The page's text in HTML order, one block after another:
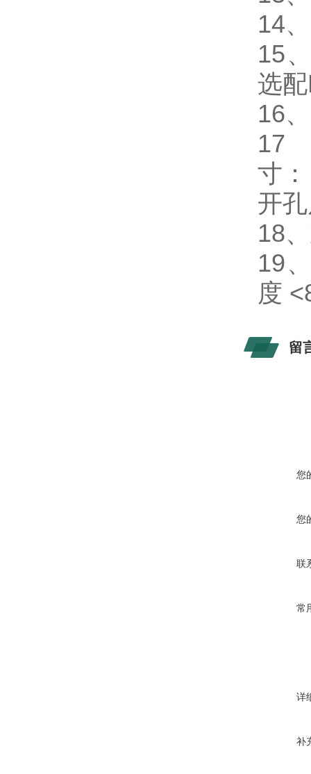
14
15
选
16
寸
开
18
19
度
留
您
您
联
常
详
补